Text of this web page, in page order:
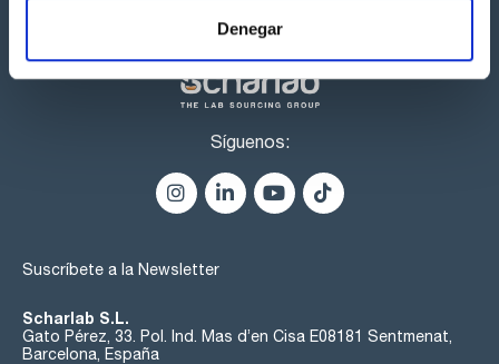
Denegar
Síguenos:
Suscríbete a la Newsletter
Scharlab S.L.
Gato Pérez, 33. Pol. Ind. Mas d’en Cisa E08181 Sentmenat,
Barcelona, España